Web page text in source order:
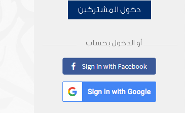
دخول المشتركين
أو الدخول بحساب